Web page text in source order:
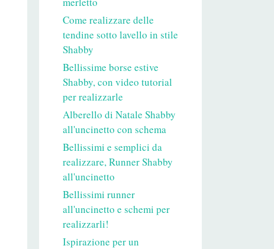
Come realizzare delle
tendine sotto lavello in stile
Shabby
Bellissime borse estive
Shabby, con video tutorial
per realizzarle
Alberello di Natale Shabby
all'uncinetto con schema
Bellissimi e semplici da
realizzare, Runner Shabby
all'uncinetto
Bellissimi runner
all'uncinetto e schemi per
realizzarli!
Ispirazione per un